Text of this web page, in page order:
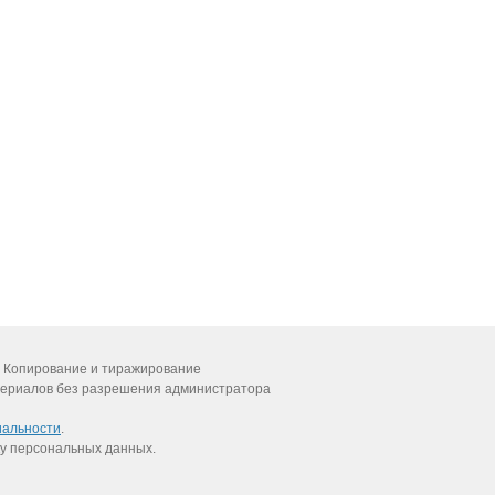
и тиражирование
без разрешения администратора
.
персональных данных.